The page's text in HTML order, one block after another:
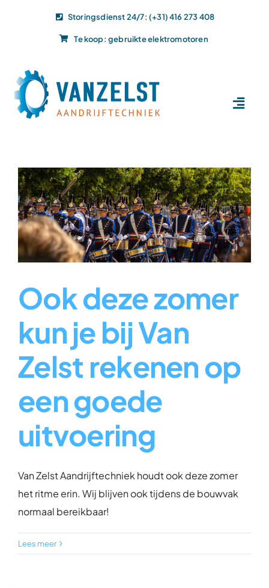
Storingsdienst 24/7: (+31) 416 273 408
Te koop: gebruikte elektromotoren
Dit leveren wij
Vacatures
Actueel
Projecten
Contact
Ook deze zomer
kun je bij Van
Zelst rekenen op
een goede
uitvoering
Van Zelst Aandrijftechniek houdt ook deze zomer
het ritme erin. Wij blijven ook tijdens de bouwvak
normaal bereikbaar!
Lees meer